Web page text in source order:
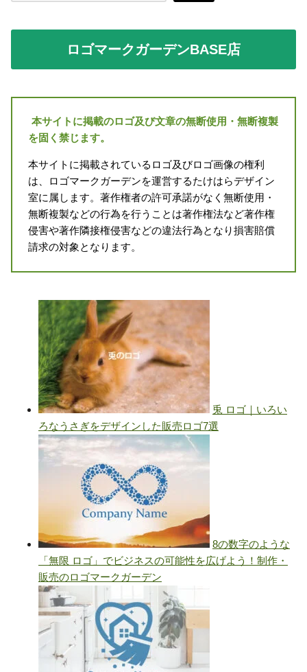
ロゴマークガーデンBASE店
本サイトに掲載のロゴ及び文章の無断使用・無断複製
を固く禁じます。
本サイトに掲載されているロゴ及びロゴ画像の権利
は、ロゴマークガーデンを運営するたけはらデザイン
室に属します。著作権者の許可承諾がなく無断使用・
無断複製などの行為を行うことは著作権法など著作権
侵害や著作隣接権侵害などの違法行為となり損害賠償
請求の対象となります。